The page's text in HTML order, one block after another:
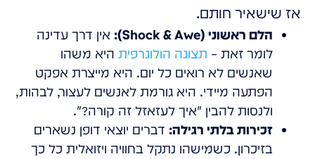
אז שישאיר חותם.
הלם ראשוני (Shock & Awe):
אין דרך עדינה
לומר זאת – תצוגה הולוגרפית היא משהו
שאנשים לא רואים כל יום. היא מייצרת אפקט
הפתעה מיידי. היא גורמת לאנשים לעצור, לבהות,
ולנסות להבין "איך לעזאזל זה קורה?".
זכירות בלתי רגילה: דברים יוצאי דופן נשארים
בזיכרון. כשמישהו נתקל בחוויה ויזואלית כל כך